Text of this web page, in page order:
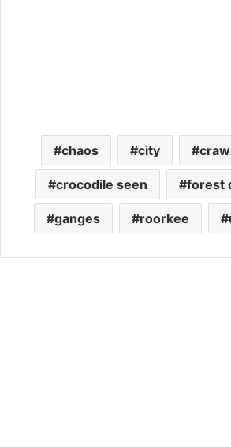
chaos city
crocodile seen forest
ganges roorkee